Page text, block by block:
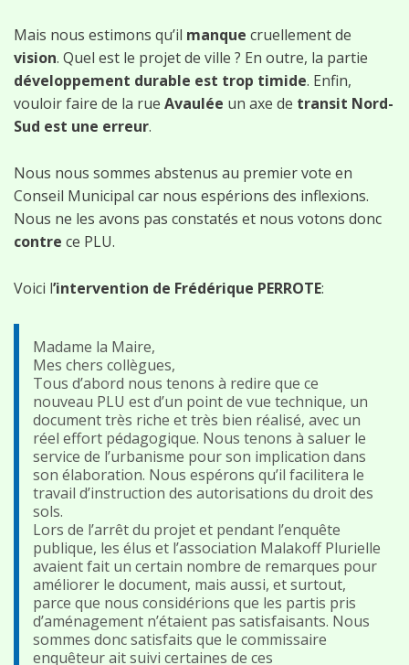
Mais nous estimons qu’il manque cruellement de
vision. Quel est le projet de ville ? En outre, la partie
développement durable est trop timide. Enfin,
vouloir faire de la rue Avaulée un axe de transit Nord-
Sud est une erreur.
Nous nous sommes abstenus au premier vote en
Conseil Municipal car nous espérions des inflexions.
Nous ne les avons pas constatés et nous votons donc
contre ce PLU.
Voici l’intervention de Frédérique PERROTE:
Madame la Maire,
Mes chers collègues,
Tous d’abord nous tenons à redire que ce
nouveau PLU est d’un point de vue technique, un
document très riche et très bien réalisé, avec un
réel effort pédagogique. Nous tenons à saluer le
service de l’urbanisme pour son implication dans
son élaboration. Nous espérons qu’il facilitera le
travail d’instruction des autorisations du droit des
sols.
Lors de l’arrêt du projet et pendant l’enquête
publique, les élus et l’association Malakoff Plurielle
avaient fait un certain nombre de remarques pour
améliorer le document, mais aussi, et surtout,
parce que nous considérions que les partis pris
d’aménagement n’étaient pas satisfaisants. Nous
sommes donc satisfaits que le commissaire
enquêteur ait suivi certaines de ces